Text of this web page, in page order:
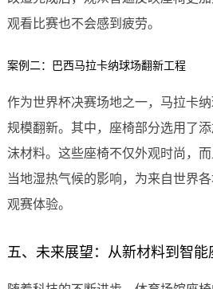
观看比赛也不会感到疲劳。
案例二：巴西马拉卡纳球场翻新工程
作为世界杯决赛场地之一，马拉卡
规模翻新。其中，座椅部分选用了
沫材料。这些座椅不仅外观时尚，
当地湿热气候的影响，为来自世界
观赛体验。
五、未来展望：从新材料到智能